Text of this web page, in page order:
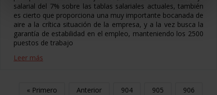
salarial del 7% sobre las tablas salariales actuales, también
es cierto que proporciona una muy importante bocanada de
aire a la crítica situación de la empresa, y a la vez busca la
garantía de estabilidad en el empleo, manteniendo los 2500
puestos de trabajo
Leer más
« Primero Anterior 904 905
906